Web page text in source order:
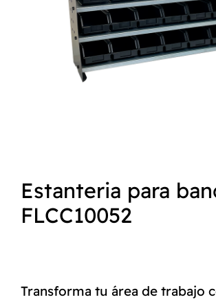
NORMAS ISO
CATÁLOGO
Estanteria para
FLCC10052
Transforma tu área de trabajo